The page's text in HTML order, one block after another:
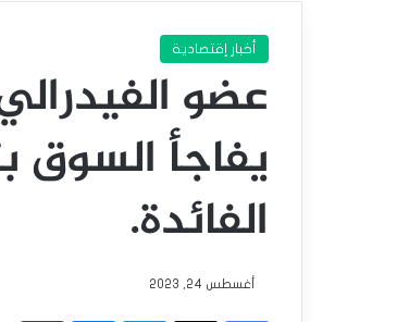
أخبار إقتصادية
عضو
يفاجأ السوق
الفائدة.
أغسطس 24, 2023